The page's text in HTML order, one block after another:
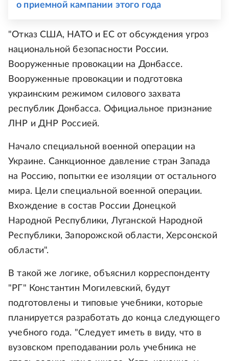
о приемной кампании этого года
"Отказ США, НАТО и ЕС от обсуждения угроз
национальной безопасности России.
Вооруженные провокации на Донбассе.
Вооруженные провокации и подготовка
украинским режимом силового захвата
республик Донбасса. Официальное признание
ЛНР и ДНР Россией.
Начало специальной военной операции на
Украине. Санкционное давление стран Запада
на Россию, попытки ее изоляции от остального
мира. Цели специальной военной операции.
Вхождение в состав России Донецкой
Народной Республики, Луганской Народной
Республики, Запорожской области, Херсонской
области".
В такой же логике, объяснил корреспонденту
"РГ" Константин Могилевский, будут
подготовлены и типовые учебники, которые
планируется разработать до конца следующего
учебного года. "Следует иметь в виду, что в
вузовском преподавании роль учебника не